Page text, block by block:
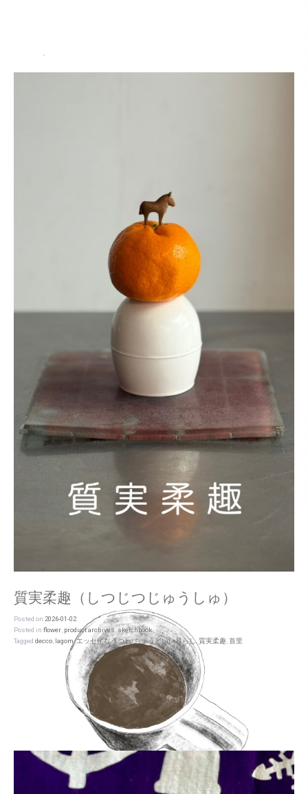
質実柔趣（しつじつじゅうしゅ）
Posted on 2026-01-02
Posted in flower, product archives,sketchbook
Tagged decco, lagom,エッセイなうつわ,ちょうどいい暮らし,質実柔趣,首里